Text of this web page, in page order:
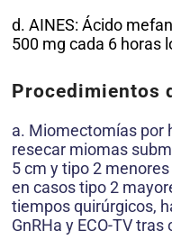
d. AINES: Ácido
500 mg cada 6 horas
Procedimientos
a. Miomectomías por
resecar miomas
5 cm y tipo 2
en casos tipo 2
tiempos quirúrgicos,
GnRHa y ECO-TV